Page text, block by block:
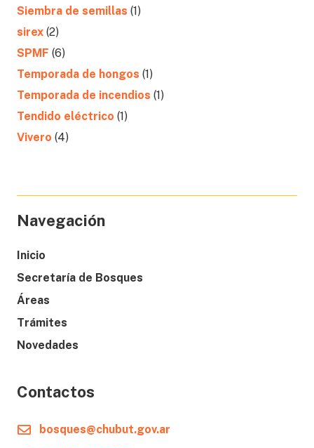
Siembra de semillas (1)
sirex (2)
SPMF (6)
Temporada de hongos (1)
Temporada de incendios (1)
Tendido eléctrico (1)
Vivero (4)
Navegación
Inicio
Secretaría de Bosques
Áreas
Trámites
Novedades
Contactos
bosques@chubut.gov.ar